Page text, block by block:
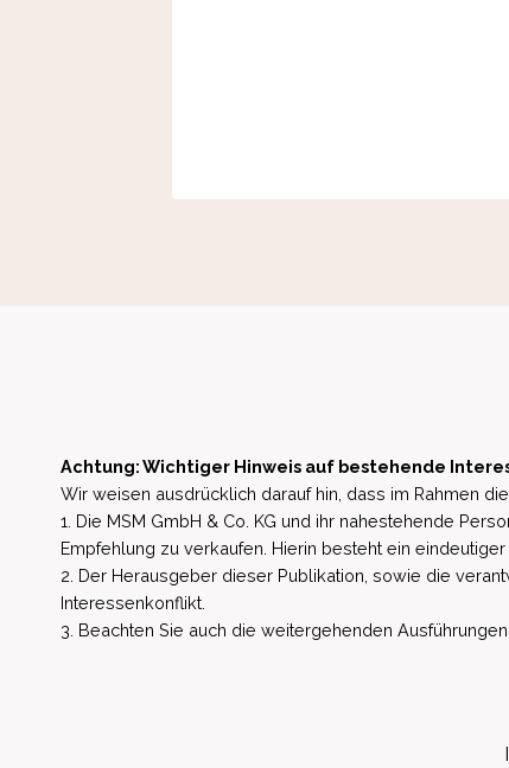
Achtung: Wichtiger Hinweis auf bestehende
Wir weisen ausdrücklich darauf hin, dass im Rahmen
1. Die MSM GmbH & Co. KG und ihr nahestehende
Empfehlung zu verkaufen. Hierin besteht ein
2. Der Herausgeber dieser Publikation, sowie die
Interessenkonflikt.
3. Beachten Sie auch die weitergehenden